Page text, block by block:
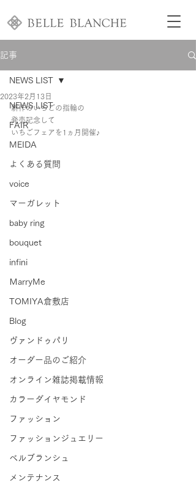
記事
NEWS LIST
FAIR
MEIDA
よくある質問
voice
マーガレット
baby ring
bouquet
infini
ＭarryMe
TOMIYA倉敷店
Blog
ヴァンドゥパリ
オーダー品のご紹介
オンライン雑誌掲載情報
カラーダイヤモンド
ファッション
ファッションジュエリー
ベルブランシュ
メンテナンス
NEWS LIST
2023年2月13日
新作のいちごの指輪の
発売記念して
いちごフェアを1ヵ月開催♪